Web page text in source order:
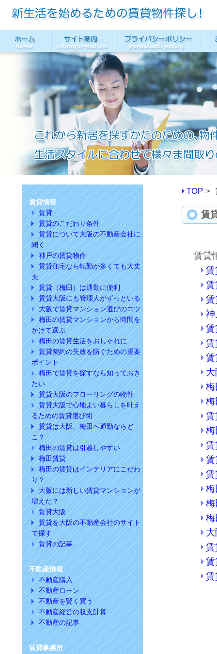
賃貸情報
賃貸
賃貸のこだわり条件
賃貸について大阪の不動産会社に
聞く
神戸の賃貸物件
賃貸住宅なら転勤が多くても大丈
夫
賃貸（梅田）は通勤に便利
賃貸大阪にも管理人がずっといる
大阪で賃貸マンション選びのコツ
梅田の賃貸マンションから時間を
かけて選ぶ
梅田の賃貸生活をおしゃれに
賃貸契約の失敗を防ぐための重要
ポイント
梅田で賃貸を探すなら知っておき
たい
賃貸大阪のフローリングの物件
賃貸大阪で心地よい暮らしを叶え
るための賃貸選び術
賃貸は大阪、梅田へ通勤ならど
こ？
梅田の賃貸は引越しやすい
梅田賃貸
梅田の賃貸はインテリアにこだわ
り？
大阪には新しい賃貸マンションが
増えた？
賃貸大阪
賃貸を大阪の不動産会社のサイト
で探す
賃貸の記事
不動産情報
不動産購入
不動産ローン
不動産を賢く買う
不動産経営の収支計算
不動産の記事
賃貸事務所
TOP
賃
賃貸
賃
賃
賃
神
賃
賃
賃
梅
梅
賃
梅
賃
賃
賃
梅
梅
梅
賃
賃
賃